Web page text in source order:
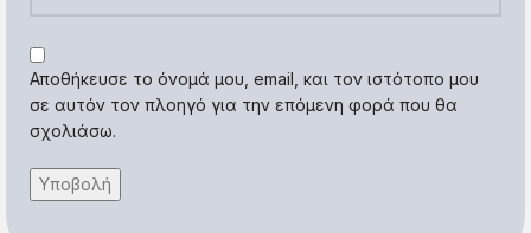
Αποθήκευσε το όνομά μου, email, και τον ιστότοπο μου
σε αυτόν τον πλοηγό για την επόμενη φορά που θα
σχολιάσω.